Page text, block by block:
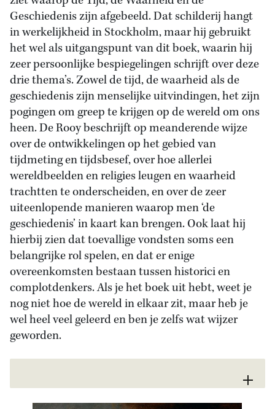
Geschiedenis zijn afgebeeld. Dat schilderij hangt
in werkelijkheid in Stockholm, maar hij gebruikt
het wel als uitgangspunt van dit boek, waarin hij
zeer persoonlijke bespiegelingen schrijft over deze
drie thema’s. Zowel de tijd, de waarheid als de
geschiedenis zijn menselijke uitvindingen, het zijn
pogingen om greep te krijgen op de wereld om ons
heen. De Rooy beschrijft op meanderende wijze
over de ontwikkelingen op het gebied van
tijdmeting en tijdsbesef, over hoe allerlei
wereldbeelden en religies leugen en waarheid
trachtten te onderscheiden, en over de zeer
uiteenlopende manieren waarop men ‘de
geschiedenis’ in kaart kan brengen. Ook laat hij
hierbij zien dat toevallige vondsten soms een
belangrijke rol spelen, en dat er enige
overeenkomsten bestaan tussen historici en
complotdenkers. Als je het boek uit hebt, weet je
nog niet hoe de wereld in elkaar zit, maar heb je
wel heel veel geleerd en ben je zelfs wat wijzer
geworden.